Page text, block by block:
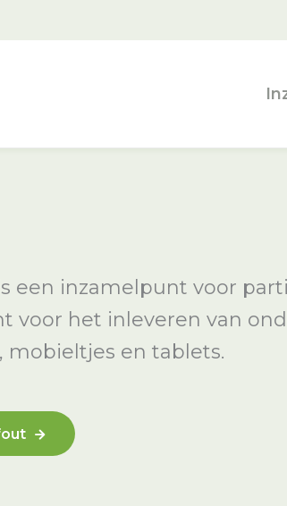
een inzamelpunt voor
voor het inleveren van
mobieltjes en tablets.